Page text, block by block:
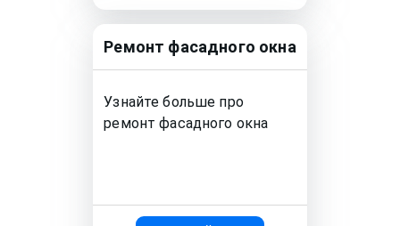
Ремонт фасадного окна
Узнайте больше про
ремонтфасадного окна